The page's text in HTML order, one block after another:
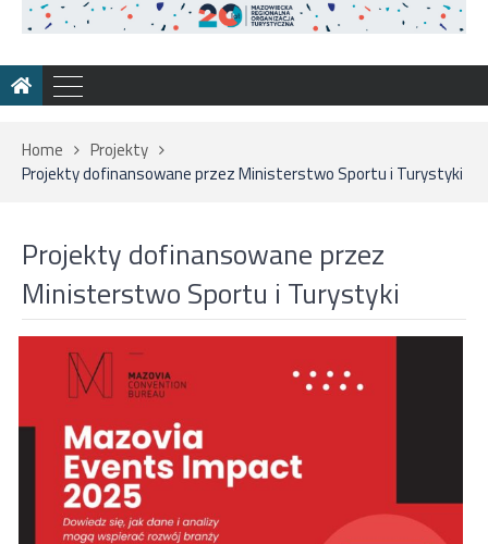
Home
Projekty
Projekty dofinansowane przez Ministerstwo Sportu i Turystyki
Projekty dofinansowane przez
Ministerstwo Sportu i Turystyki